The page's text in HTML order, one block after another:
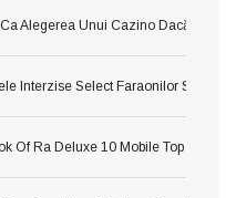
Alegerea Unui Cazino Dacă Curs
Interzise Select Faraonilor Spr
Of Ra Deluxe 10 Mobile Top Salle